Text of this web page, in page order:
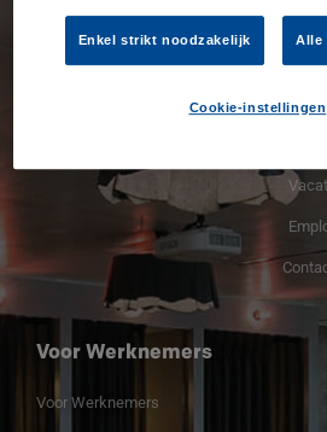
Spring Professional voor
bedrijven
Voor
Voor Werknemers
Voor Werknemers
Enkel strikt noodzakelijk Alle
Cookie-instellingen